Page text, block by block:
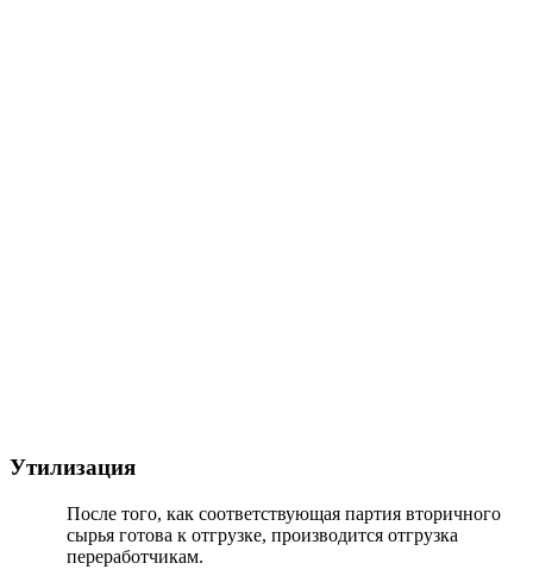
Утилизация
После того, как соответствующая партия вторичного
сырья готова к отгрузке, производится отгрузка
переработчикам.